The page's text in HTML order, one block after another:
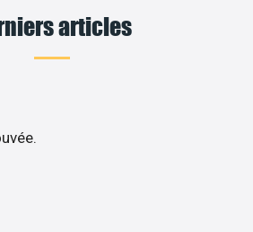
articles